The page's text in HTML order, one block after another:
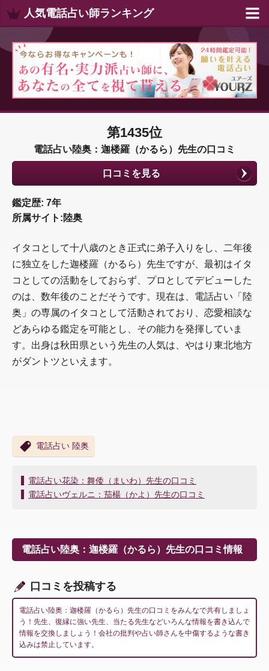
人気電話占い師ランキング
第1435位
電話占い陸奥：迦楼羅（かるら）先生の口コミ
口コミを見る
鑑定歴: 7年
所属サイト:陸奥
イタコとして十八歳のとき正式に弟子入りをし、二年後
に独立をした迦楼羅（かるら）先生ですが、最初はイタ
コとしての活動をしておらず、プロとしてデビューした
のは、数年後のことだそうです。現在は、電話占い「陸
奥」の専属のイタコとして活動されており、恋愛相談な
どあらゆる鑑定を可能とし、その能力を発揮していま
す。出身は秋田県という先生の人気は、やはり東北地方
がダントツといえます。
電話占い 陸奥
投
稿
ー
シ
ン
電話占い花染：舞倭（まいわ）先生の口コミ
電話占いヴェルニ：茄楊（かよ）先生の口コミ
電話占い陸奥：迦楼羅（かるら）先生の口コミ情報
口コミを投稿する
電話占い陸奥：迦楼羅（かるら）先生の口コミをみんなで共有しましょ
う！先生、復縁に強い先生、当たる先生などいろんな情報を書き込んで
情報を交換しましょう！会社の批判や占い師さんを中傷するような書き
込みは禁止しています。